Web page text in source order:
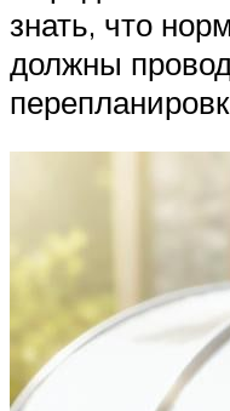
знать, что
должны